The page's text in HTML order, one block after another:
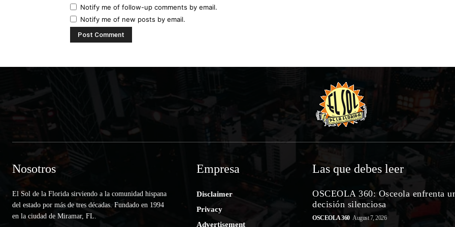
Notify me of follow-up comments by email.
Notify me of new posts by email.
Nosotros
El Sol de la Florida sirviendo a la comunidad hispana
del estado por más de tres décadas. Fundado en 1994
en la ciudad de Miramar, FL.
Empresa
Disclaimer
Privacy
Advertisement
Las que debes leer
OSCEOLA 360: Osceola enfrenta
decisión silenciosa
OSCEOLA 360 August 7, 2026